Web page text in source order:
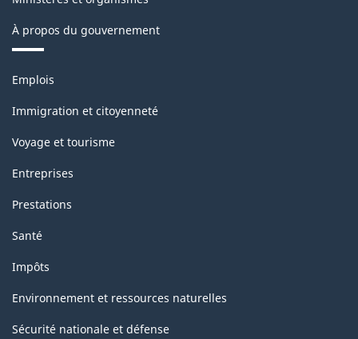
1.0
pour
production
industrielle
(selon
la
définition
1950
des
Nations
Unies)
À propos du gouvernement
Thèmes
sujets
Emplois
Immigration et citoyenneté
Voyage et tourisme
Entreprises
Prestations
Santé
Impôts
Environnement et ressources naturelles
Sécurité nationale et défense